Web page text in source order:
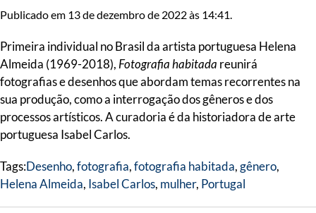
Publicado em 13 de dezembro de 2022 às 14:41.
Primeira individual no Brasil da artista portuguesa Helena
Almeida (1969-2018), Fotografia habitada reunirá
fotografias e desenhos que abordam temas recorrentes na
sua produção, como a interrogação dos gêneros e dos
processos artísticos. A curadoria é da historiadora de arte
portuguesa Isabel Carlos.
Tags:Desenho,fotografia,fotografia habitada, gênero,
Helena Almeida, Isabel Carlos, mulher, Portugal